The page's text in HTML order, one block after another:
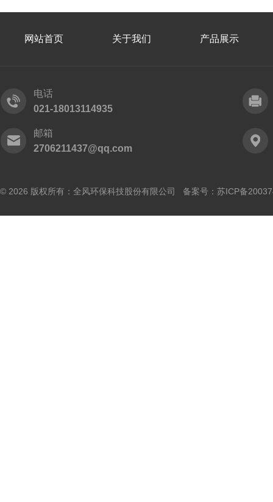
网站首页 关于我们 产品展示
电话
021-18013114935
邮箱
2706211437@qq.com
© 2026 版权所有：全风环保科技股份有限公司 备案号： 苏ICP备